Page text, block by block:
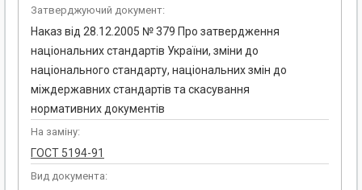
Затверджуючий документ:
Наказ від 28.12.2005 № 379 Про затвердження
національних стандартів України, зміни до
національного стандарту, національних змін до
міждержавних стандартів та скасування
нормативних документів
На заміну:
ГОСТ 5194-91
Вид документа: